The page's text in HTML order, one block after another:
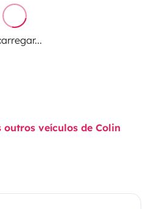
outros veículos de Colin